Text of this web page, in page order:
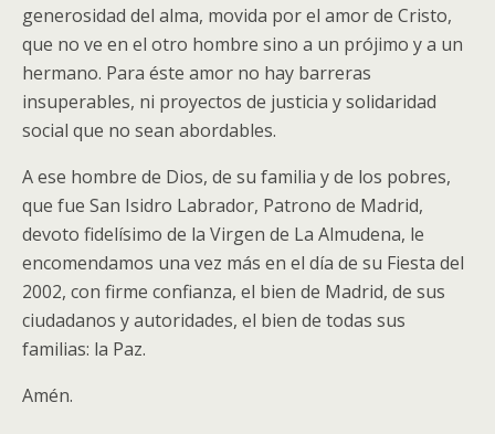
generosidad del alma, movida por el amor de Cristo,
que no ve en el otro hombre sino a un prójimo y a un
hermano. Para éste amor no hay barreras
insuperables, ni proyectos de justicia y solidaridad
social que no sean abordables.
A ese hombre de Dios, de su familia y de los pobres,
que fue San Isidro Labrador, Patrono de Madrid,
devoto fidelísimo de la Virgen de La Almudena, le
encomendamos una vez más en el día de su Fiesta del
2002, con firme confianza, el bien de Madrid, de sus
ciudadanos y autoridades, el bien de todas sus
familias: la Paz.
Amén.